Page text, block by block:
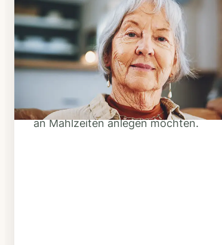
Schritt 1
Klarheit schaffen
Überlegen Sie, ob Ihnen das Essen
täglich verzehrfertig geliefert werden
soll oder Sie sich einen Tiefkühl-Vorrat
an Mahlzeiten anlegen möchten.